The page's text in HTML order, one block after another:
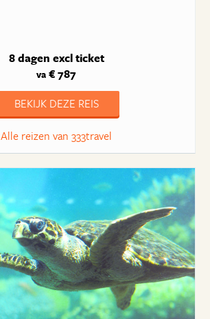
8 dagen excl ticket
va € 787
BEKIJK DEZE REIS
Alle reizen van 333travel